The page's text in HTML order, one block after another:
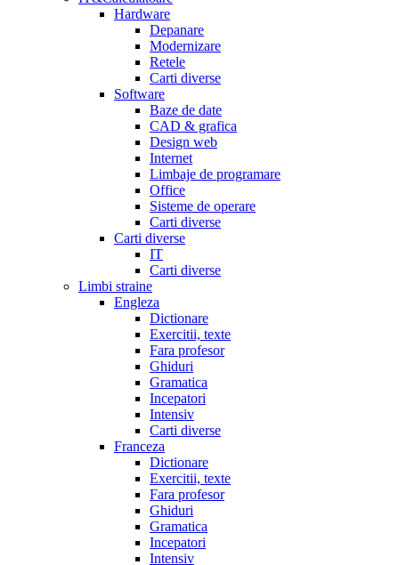
Hardware
Depanare
Modernizare
Retele
Carti diverse
Software
Baze de date
CAD & grafica
Design web
Internet
Limbaje de programare
Office
Sisteme de operare
Carti diverse
Carti diverse
IT
Carti diverse
Limbi straine
Engleza
Dictionare
Exercitii, texte
Fara profesor
Ghiduri
Gramatica
Incepatori
Intensiv
Carti diverse
Franceza
Dictionare
Exercitii, texte
Fara profesor
Ghiduri
Gramatica
Incepatori
Intensiv